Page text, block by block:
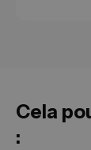
Cela
: